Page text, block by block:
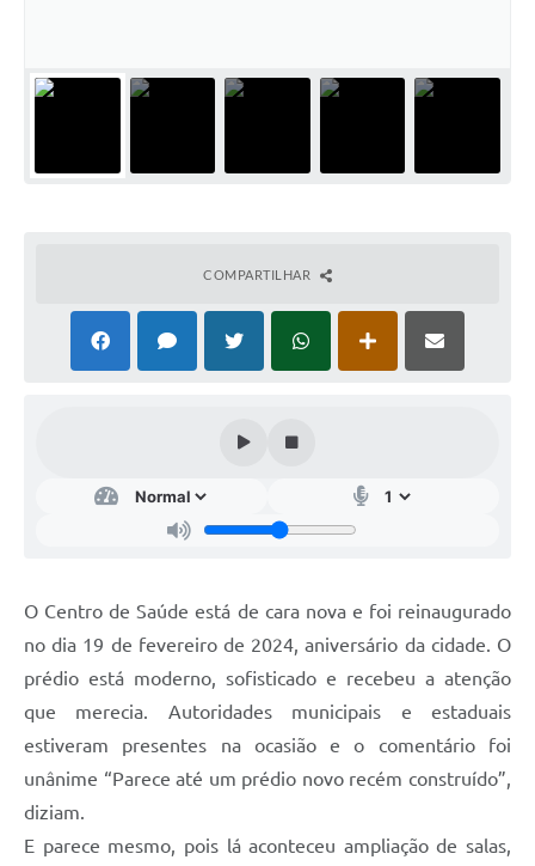
Serviços Online
Arquivos para Download
Projetos
Licitações
Links
COMPARTILHAR
O Centro de Saúde está de cara nova e foi reinaugurado
no dia 19 de fevereiro de 2024, aniversário da cidade. O
prédio está moderno, sofisticado e recebeu a atenção
que merecia. Autoridades municipais e estaduais
estiveram presentes na ocasião e o comentário foi
unânime “Parece até um prédio novo recém construído”,
diziam.
E parece mesmo, pois lá aconteceu ampliação de salas,